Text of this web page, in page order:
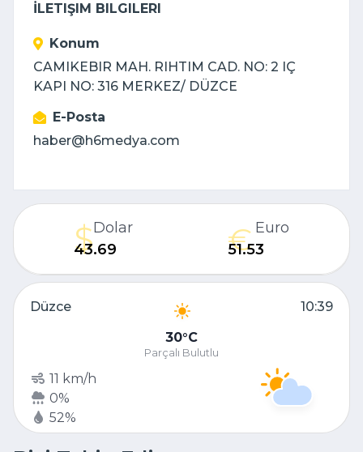
İLETIŞIM BILGILERI
Konum
CAMIKEBIR MAH. RIHTIM CAD. NO: 2 IÇ
KAPI NO: 316 MERKEZ/ DÜZCE
E-Posta
haber@h6medya.com
Dolar
43.69
Euro
51.53
Düzce
10:39
30 C
Parçalı Bulutlu
11 km/h
0%
52%